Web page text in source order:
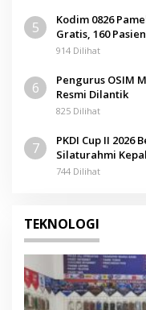
5
Kodim 0826
Gratis, 160
914 Dilihat
6
Pengurus OSIM
Resmi Dilantik
825 Dilihat
7
PKDI Cup II
Silaturahmi
744 Dilihat
TEKNOLOGI